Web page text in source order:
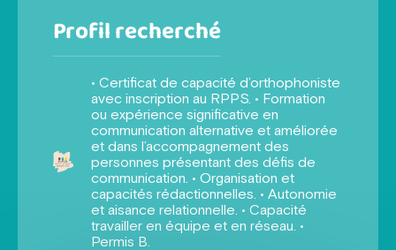
Profil recherché
• Certificat de capacité d’orthophoniste
avec inscription au RPPS. • Formation
ou expérience significative en
communication alternative et améliorée
et dans l’accompagnement des
personnes présentant des défis de
communication. • Organisation et
capacités rédactionnelles. • Autonomie
et aisance relationnelle. • Capacité
travailler en équipe et en réseau. •
Permis B.